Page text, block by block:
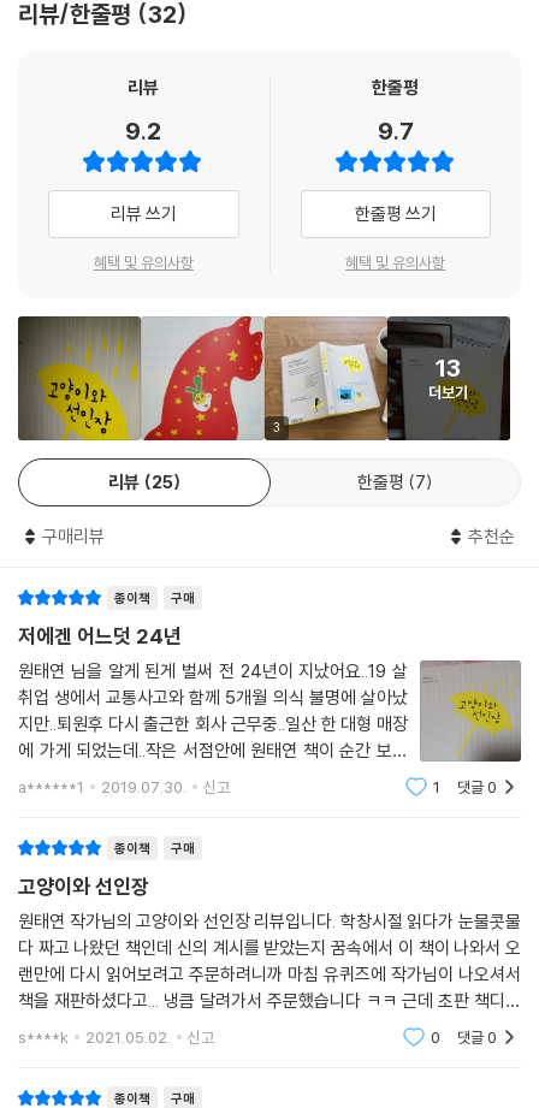
사랑하는 데
전 완전히 자격 미달인 셈이죠.
이런 저라도 괜찮으시다면
저도 한 가지는 당신께 해드릴 수 있어요.
전 외로워도 봤고
지금도 충분히 외롭기 때문에
당신의 외로움을 같이 공감할 수는 있을 거예요.
--- p.125
고양이는 아프지만 선인장을 안아줄 수가 있고
선인장은 슬프지만 고양이를 안아줄 수가 없다.
--- p.161
난 세상에 착한 사람들이 참 많았으면 좋겠어.
그럼 네가 더 많이 사랑 받을 수 있잖아.
나는 조금 더 많은 사람들이
넌… 참… 착하니까.
그래서 네가 참… 좋아.
--- p.150
는 시도로 해석할 수 있다.
이 책은 고양이와 선인장, 그리고 비누의 장편 이야기다. 하지만 매 편마다
고 둘을 바라보는 비누의 시각으로 표현된다. 파편적으로 나눠진 이야기가
마치 퍼즐 조각을 연상시켜 이를 맞춰 읽는 독특함이 있다. 한 책 안에서 다
양한 시각을 제시하여 사랑의 다면적 모습을 느낄 수 있다. 각자의 사연과
성격에 따라 공감하는 맛이 있다.
리뷰/한줄평 32
리뷰
9.2
리뷰 쓰기
혜택 및 유의사항
한줄평
9.7
한줄평 쓰기
혜택 및 유의사항
3
13
더보기
리뷰 25 한줄평 7
구매리뷰 추천순
종이책 구매
저에겐 어느덧 24년
원태연 님을 알게 된게 벌써 전 24년이 지났어요..19 살
취업 생에서 교통사고와 함께 5개월 의식 불명에 살아났
지만..퇴원후 다시 출근한 회사 근무중..일산 한 대형 매장
에 가게 되었는데..작은 서점안에 원태연 책이 순간 보였
어요..넌 가끔가다 내 생각을 하지 난 가끔가다 딴 생각을
a******1 2019.07.30. 신고 1 댓글0
종이책 구매
고양이와 선인장
원태연 작가님의 고양이와 선인장 리뷰입니다. 학창시절 읽다가 눈물콧물
다 짜고 나왔던 책인데 신의 계시를 받았는지 꿈속에서 이 책이 나와서 오
랜만에 다시 읽어보려고 주문하려니까 마침 유퀴즈에 작가님이 나오셔서
책을 재판하셨다고... 냉큼 달려가서 주문했습니다 ㅋㅋ 근데 초판 책디자
인이랑 퀄리티가 훨씬 좋은 것 같아요. 리뉴얼된거는 cd도 없고 원래는 양
s****k 2021.05.02. 신고 0 댓글0
종이책 구매